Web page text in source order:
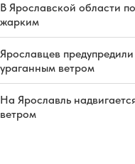
В Ярославской области
жарким
Ярославцев
ураганным ветром
На Ярославль
ветром